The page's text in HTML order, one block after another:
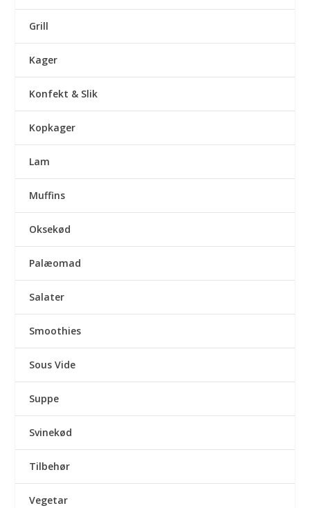
Grill
Kager
Konfekt & Slik
Kopkager
Lam
Muffins
Oksekød
Palæomad
Salater
Smoothies
Sous Vide
Suppe
Svinekød
Tilbehør
Vegetar